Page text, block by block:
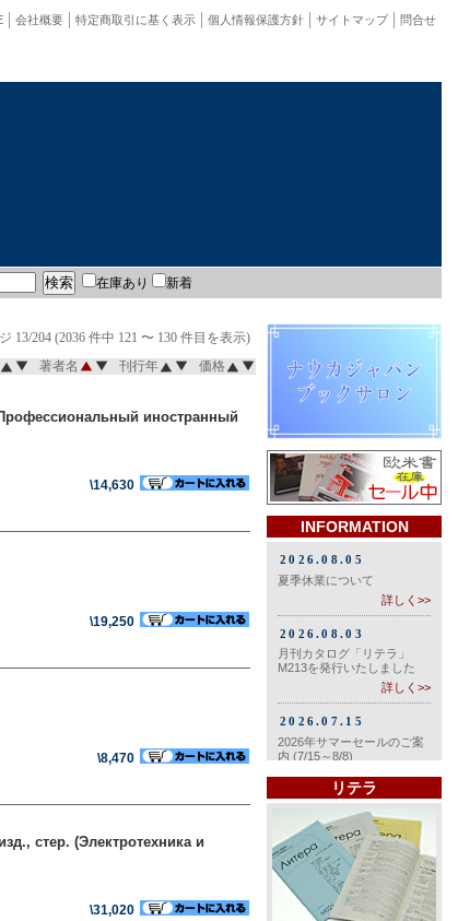
問合せ
サイトマップ
個人情報保護方針
特定商取引に基く表示
会社概要
在庫あり 新着
13/204 (2036 件中 121 〜 130 件目を表示)
著者名 刊行年 価格
иностранный
\14,630
\19,250
\8,470
стер. (Электротехника и
\31,020
INFORMATION
リテラ